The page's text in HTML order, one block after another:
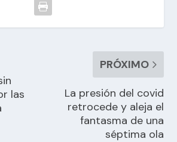
las
PRÓXIMO
La presión del covid
retrocede y aleja el
fantasma de una
séptima ola